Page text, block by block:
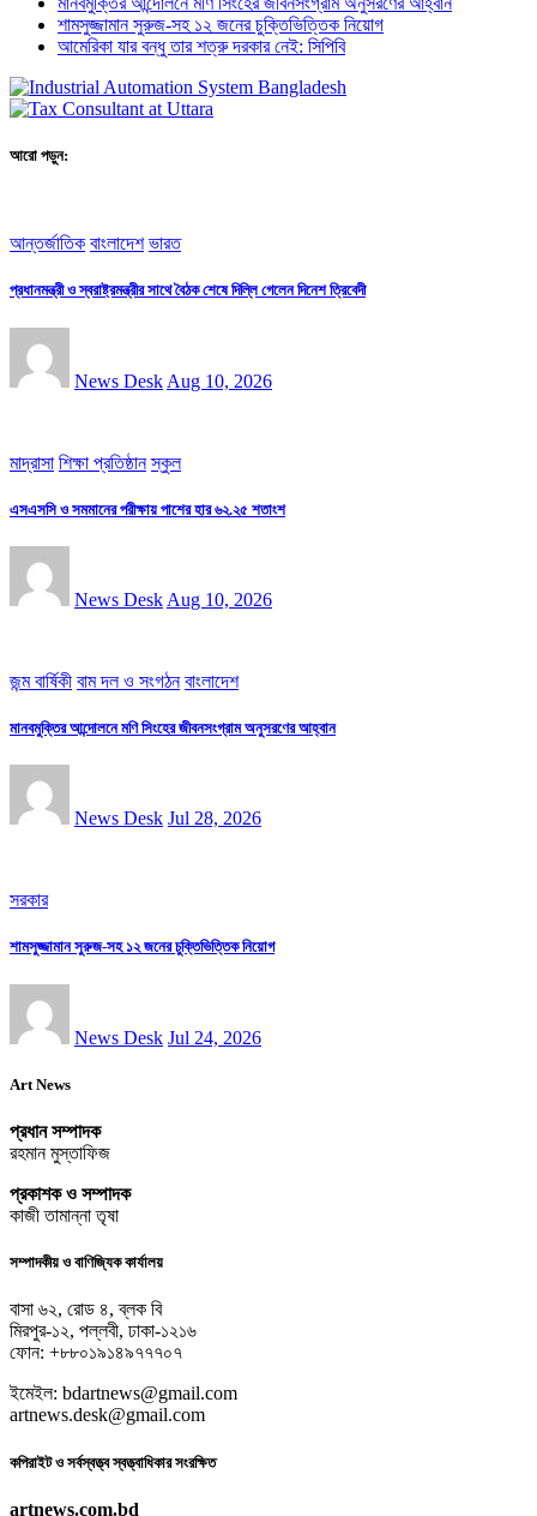
শামসুজ্জামান সুরুজ-সহ ১২ জনের চুক্তিভিত্তিক নিয়োগ
আমেরিকা যার বন্ধু তার শত্রু দরকার নেই: সিপিবি
আরো পড়ুন:
আন্তর্জাতিক বাংলাদেশ ভারত
প্রধানমন্ত্রী ও স্বরাষ্ট্রমন্ত্রীর সাথে বৈঠক শেষে দিল্লি গেলেন দিনেশ ত্রিবেদী
News Desk Aug 10, 2026
মাদ্রাসা শিক্ষা প্রতিষ্ঠান স্কুল
এসএসসি ও সমমানের পরীক্ষায় পাশের হার ৬২.২৫ শতাংশ
News Desk Aug 10, 2026
জন্ম বার্ষিকী বাম দল ও সংগঠন বাংলাদেশ
মানবমুক্তির আন্দোলনে মণি সিংহের জীবনসংগ্রাম অনুসরণের আহ্বান
News Desk Jul 28, 2026
সরকার
শামসুজ্জামান সুরুজ-সহ ১২ জনের চুক্তিভিত্তিক নিয়োগ
News Desk Jul 24, 2026
Art News
প্রধান সম্পাদক
রহমান মুস্তাফিজ
প্রকাশক ও সম্পাদক
কাজী তামান্না তৃষা
সম্পাদকীয় ও বাণিজ্যিক কার্যালয়
বাসা ৬২, রোড ৪, ব্লক বি
মিরপুর-১২, পল্লবী, ঢাকা-১২১৬
ফোন: +৮৮০১৯১৪৯৭৭৭০৭
ইমেইল: bdartnews@gmail.com
artnews.desk@gmail.com
কপিরাইট ও সর্বস্বত্ত্ব স্বত্ত্বাধিকার সংরক্ষিত
artnews.com.bd